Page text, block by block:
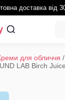
доставка від
для обличчя /
LAB Birch